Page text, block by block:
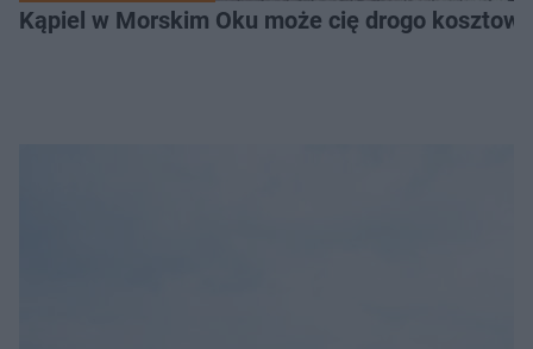
Kąpiel w Morskim Oku może cię drogo